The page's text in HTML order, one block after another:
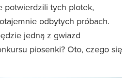
potwierdzili tych plotek,
odbytych próbach.
jedną z gwiazd
piosenki? Oto, czego się